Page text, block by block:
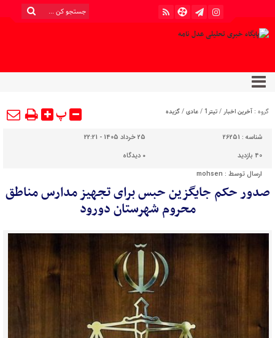
گروه : آخرین اخبار/تیتر1 /عادی/گزیده پ
شناسه : 26251
25 خرداد 1405 - 22:21
40 بازدید
۰ دیدگاه
ارسال توسط : mohsen
صدور حکم جایگزین حبس برای تجهیز مدارس مناطق
محروم شهرستان دورود